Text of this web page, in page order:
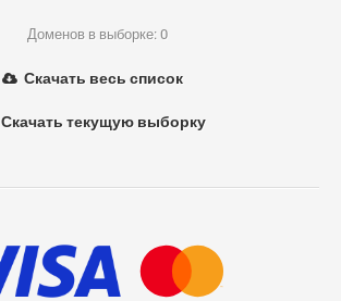
Доменов в выборке: 0
Скачать весь список
Скачать текущую выборку